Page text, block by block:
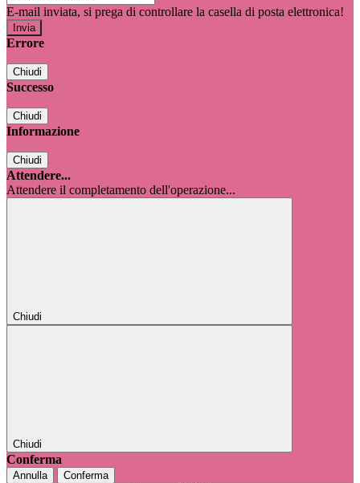
E-mail inviata, si prega di controllare la casella di posta elettronica!
Errore
Chiudi
Successo
Chiudi
Informazione
Chiudi
Attendere...
Attendere il completamento dell'operazione...
Chiudi
Chiudi
Conferma
Annulla Conferma